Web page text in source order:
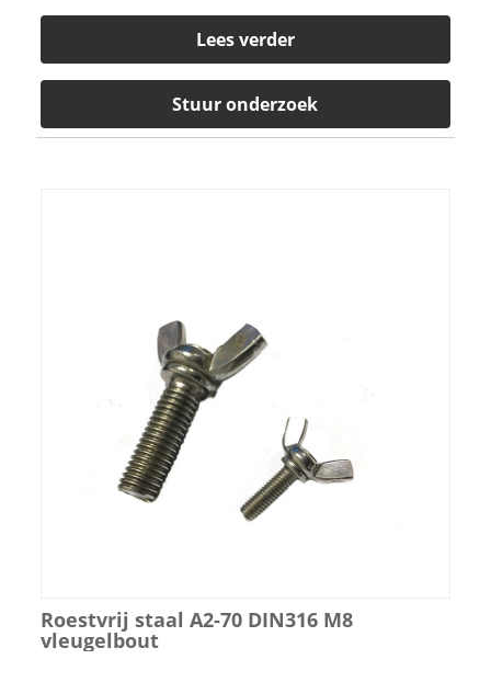
Lees verder
Stuur onderzoek
Roestvrij staal A2-70 DIN316 M8
vleugelbout